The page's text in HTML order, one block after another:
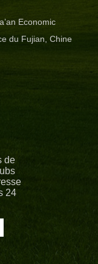
Economic
du Fujian, Chine
de
24